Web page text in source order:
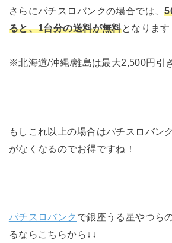
さらにパチスロバンクの場合では、
ると、1台分の送料が無料となります
※北海道/沖縄/離島は最大2,500円引
もしこれ以上の場合はパチスロバン
がなくなるのでお得ですね！
パチスロバンク で銀座うる星やつら
るならこちらから↓↓